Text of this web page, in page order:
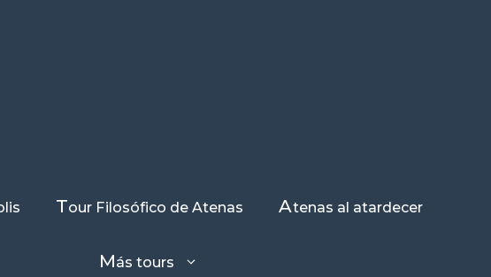
Tour Filosófico de Atenas Atenas al atardecer
Más tours
DE ATENAS